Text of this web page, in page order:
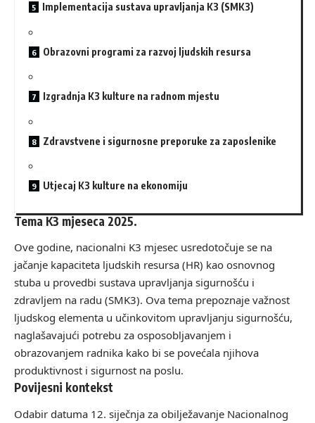
Implementacija sustava upravljanja K3 (SMK3)
Obrazovni programi za razvoj ljudskih resursa
Izgradnja K3 kulture na radnom mjestu
Zdravstvene i sigurnosne preporuke za zaposlenike
Utjecaj K3 kulture na ekonomiju
Tema K3 mjeseca 2025.
Ove godine, nacionalni K3 mjesec usredotočuje se na
jačanje kapaciteta ljudskih resursa (HR) kao osnovnog
stuba u provedbi sustava upravljanja sigurnošću i
zdravljem na radu (SMK3). Ova tema prepoznaje važnost
ljudskog elementa u učinkovitom upravljanju sigurnošću,
naglašavajući potrebu za osposobljavanjem i
obrazovanjem radnika kako bi se povećala njihova
produktivnost i sigurnost na poslu.
Povijesni kontekst
Odabir datuma 12. siječnja za obilježavanje Nacionalnog